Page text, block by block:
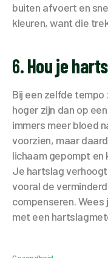
buiten afvoert en
kleuren, want die
6.Hou je
Bij een zelfde
hoger zijn dan op
immers meer bloed
voorzien, maar
lichaam gepompt en
Je hartslag
vooral de
compenseren.
met een